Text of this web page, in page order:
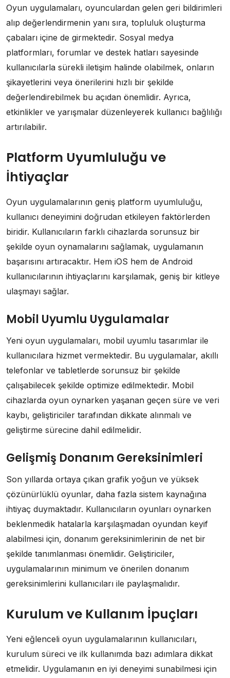
Oyun uygulamaları, oyunculardan gelen geri bildirimleri
alıp değerlendirmenin yanı sıra, topluluk oluşturma
çabaları içine de girmektedir. Sosyal medya
platformları, forumlar ve destek hatları sayesinde
kullanıcılarla sürekli iletişim halinde olabilmek, onların
şikayetlerini veya önerilerini hızlı bir şekilde
değerlendirebilmek bu açıdan önemlidir. Ayrıca,
etkinlikler ve yarışmalar düzenleyerek kullanıcı bağlılığı
artırılabilir.
Platform Uyumluluğu ve
İhtiyaçlar
Oyun uygulamalarının geniş platform uyumluluğu,
kullanıcı deneyimini doğrudan etkileyen faktörlerden
biridir. Kullanıcıların farklı cihazlarda sorunsuz bir
şekilde oyun oynamalarını sağlamak, uygulamanın
başarısını artıracaktır. Hem iOS hem de Android
kullanıcılarının ihtiyaçlarını karşılamak, geniş bir kitleye
ulaşmayı sağlar.
Mobil Uyumlu Uygulamalar
Yeni oyun uygulamaları, mobil uyumlu tasarımlar ile
kullanıcılara hizmet vermektedir. Bu uygulamalar, akıllı
telefonlar ve tabletlerde sorunsuz bir şekilde
çalışabilecek şekilde optimize edilmektedir. Mobil
cihazlarda oyun oynarken yaşanan geçen süre ve veri
kaybı, geliştiriciler tarafından dikkate alınmalı ve
geliştirme sürecine dahil edilmelidir.
Gelişmiş Donanım Gereksinimleri
Son yıllarda ortaya çıkan grafik yoğun ve yüksek
çözünürlüklü oyunlar, daha fazla sistem kaynağına
ihtiyaç duymaktadır. Kullanıcıların oyunları oynarken
beklenmedik hatalarla karşılaşmadan oyundan keyif
alabilmesi için, donanım gereksinimlerinin de net bir
şekilde tanımlanması önemlidir. Geliştiriciler,
uygulamalarının minimum ve önerilen donanım
gereksinimlerini kullanıcıları ile paylaşmalıdır.
Kurulum ve Kullanım İpuçları
Yeni eğlenceli oyun uygulamalarının kullanıcıları,
kurulum süreci ve ilk kullanımda bazı adımlara dikkat
etmelidir. Uygulamanın en iyi deneyimi sunabilmesi için